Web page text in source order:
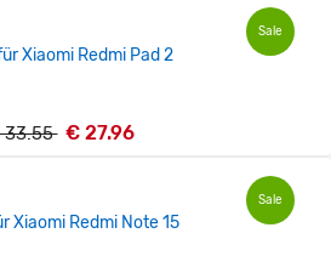
Sale
Xiaomi Redmi Pad 2
33.55 € 27.96
Sale
Xiaomi Redmi Note 15